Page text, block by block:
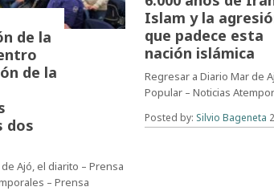
de la
de la
dos
Ajó, el diarito – Prensa
– Prensa
Islam y la
que padece esta
nación islámica
Regresar a Diario Mar de
Popular – Noticias
Posted by: Silvio Bageneta